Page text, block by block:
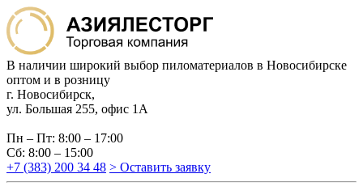
В наличии широкий выбор пиломатериалов в Новосибирске
оптом и в розницу
г. Новосибирск,
ул. Большая 255, офис 1А
Пн – Пт: 8:00 – 17:00
Сб: 8:00 – 15:00
+7 (383) 200 34 48 > Оставить заявку